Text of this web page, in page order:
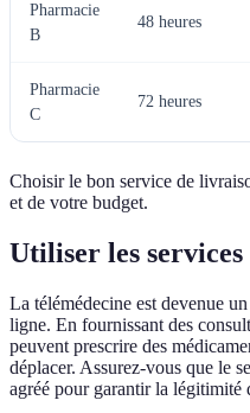
Pharmacie
B
48 heures
Pharmacie
C
72 heures
Choisir le bon service de
et de votre budget.
Utiliser les services
La télémédecine est devenue
ligne. En fournissant des
peuvent prescrire des
déplacer. Assurez-vous que le
agréé pour garantir la légitimité